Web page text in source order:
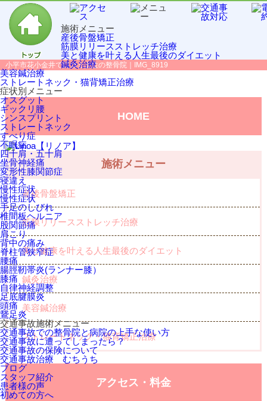
施術メニュー
産後骨盤矯正
筋膜リリースストレッチ治療
美と健康を叶える人生最後のダイエット
鍼灸治療
美容鍼治療
ストレートネック・猫背矯正治療
症状別メニュー
オスグット
ギックリ腰
シンスプリント
ストレートネック
すべり症
不眠症
四十肩・五十肩
坐骨神経痛
変形性膝関節症
寝違え
慢性症状
慢性症状
手足のしびれ
椎間板ヘルニア
股関節痛
肩こり
背中の痛み
脊柱管狭窄症
腰痛
腸脛靭帯炎(ランナー膝）
膝痛
自律神経調整
足底腱膜炎
頭痛
鵞足炎
交通事故施術メニュー
交通事故での整骨院と病院の上手な使い方
交通事故に遭ってしまったら？
交通事故の保険について
交通事故治療 むちうち
ブログ
スタッフ紹介
患者様の声
初めての方へ
小平市花小金井で口コミ上位の整骨院｜IMG_8919
HOME
施術メニュー
産後骨盤矯正
筋膜リリースストレッチ治療
美と健康を叶える人生最後のダイエット
鍼灸治療
美容鍼治療
ストレートネック・猫背矯正治療
アクセス・料金